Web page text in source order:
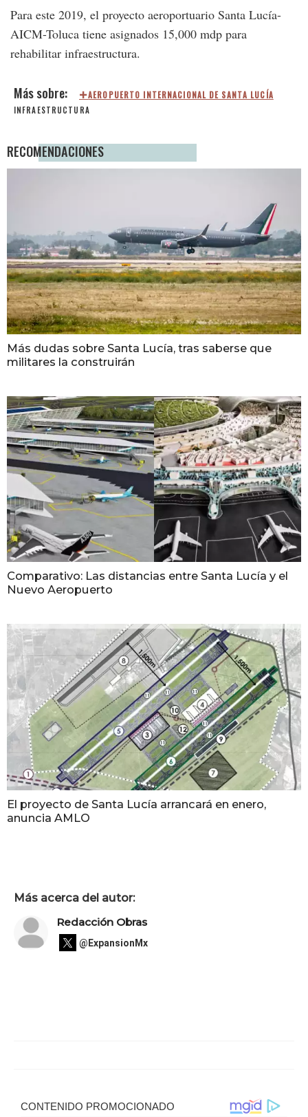
Para este 2019, el proyecto aeroportuario Santa Lucía-
AICM-Toluca tiene asignados 15,000 mdp para
rehabilitar infraestructura.
AEROPUERTO INTERNACIONAL DE SANTA LUCÍA
INFRAESTRUCTURA
RECOMENDACIONES
Más dudas sobre Santa Lucía, tras saberse que
militares la construirán
Comparativo: Las distancias entre Santa Lucía y el
Nuevo Aeropuerto
El proyecto de Santa Lucía arrancará en enero,
anuncia AMLO
Más acerca del autor:
Redacción Obras
@ExpansionMx